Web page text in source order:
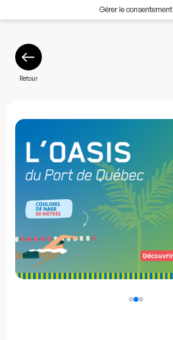
Gérer le consentement
Retour